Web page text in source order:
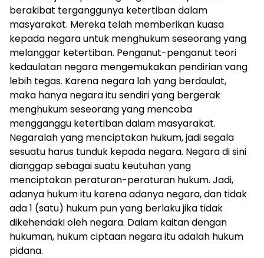
berakibat terganggunya ketertiban dalam
masyarakat. Mereka telah memberikan kuasa
kepada negara untuk menghukum seseorang yang
melanggar ketertiban. Penganut-penganut teori
kedaulatan negara mengemukakan pendirian vang
lebih tegas. Karena negara lah yang berdaulat,
maka hanya negara itu sendiri yang bergerak
menghukum seseorang yang mencoba
mengganggu ketertiban dalam masyarakat.
Negaralah yang menciptakan hukum, jadi segala
sesuatu harus tunduk kepada negara. Negara di sini
dianggap sebagai suatu keutuhan yang
menciptakan peraturan-peraturan hukum. Jadi,
adanya hukum itu karena adanya negara, dan tidak
ada 1 (satu) hukum pun yang berlaku jika tidak
dikehendaki oleh negara. Dalam kaitan dengan
hukuman, hukum ciptaan negara itu adalah hukum
pidana.